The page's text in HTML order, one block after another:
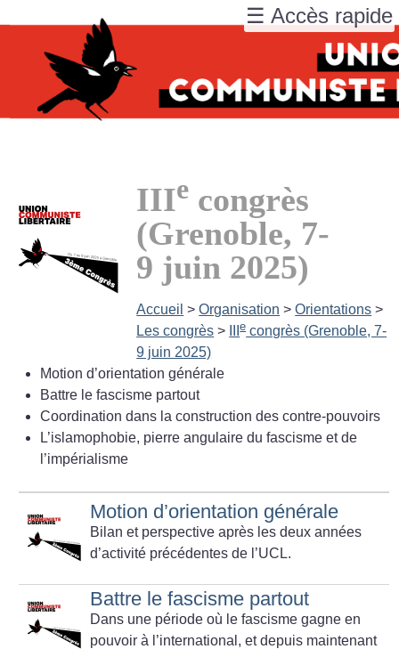
IIIe congrès
(Grenoble, 7-
9 juin 2025)
Accueil >Organisation >Orientations >
Les congrès > IIIecongrès (Grenoble, 7-
9 juin 2025)
Motion d’orientation générale
Battre le fascisme partout
Coordination dans la construction des contre-pouvoirs
L’islamophobie, pierre angulaire du fascisme et de
l’impérialisme
Motion d’orientation générale
Bilan et perspective après les deux années
d’activité précédentes de l’UCL.
Battre le fascisme partout
Dans une période où le fascisme gagne en
pouvoir à l’international, et depuis maintenant
☰ Accès rapide